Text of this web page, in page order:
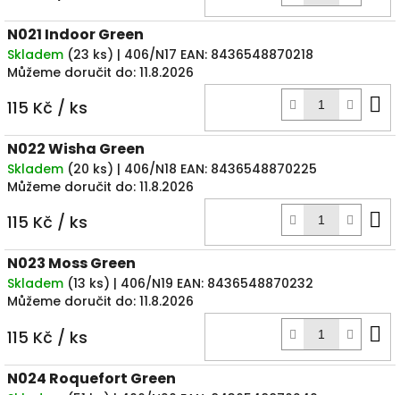
N021 Indoor Green
Skladem (23 ks) | 406/N17 EAN: 8436548870218
Můžeme doručit do: 11.8.2026
115 Kč / ks
N022 Wisha Green
Skladem (20 ks) | 406/N18 EAN: 8436548870225
Můžeme doručit do: 11.8.2026
115 Kč / ks
N023 Moss Green
Skladem (13 ks) | 406/N19 EAN: 8436548870232
Můžeme doručit do: 11.8.2026
115 Kč / ks
N024 Roquefort Green